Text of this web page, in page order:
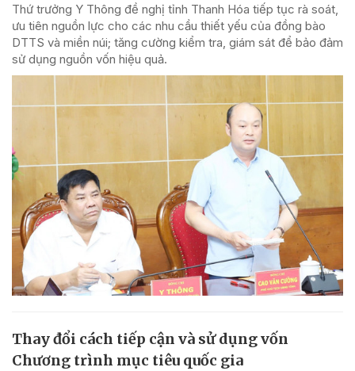
Thứ trưởng Y Thông đề nghị tỉnh Thanh Hóa tiếp tục rà soát,
ưu tiên nguồn lực cho các nhu cầu thiết yếu của đồng bào
DTTS và miền núi; tăng cường kiểm tra, giám sát để bảo đảm
sử dụng nguồn vốn hiệu quả.
Thay đổi cách tiếp cận và sử dụng vốn
Chương trình mục tiêu quốc gia